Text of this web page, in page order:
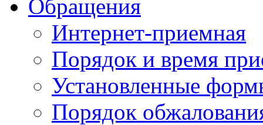
Обращения
Интернет-приемная
Порядок и время
Установленные
Порядок